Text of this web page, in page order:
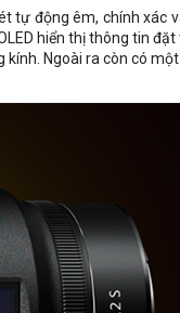
động êm, chính xác
hiển thị thông tin
Ngoài ra còn có